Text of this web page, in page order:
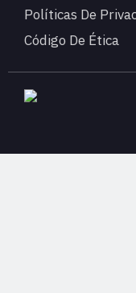
Políticas De
Código De Ética